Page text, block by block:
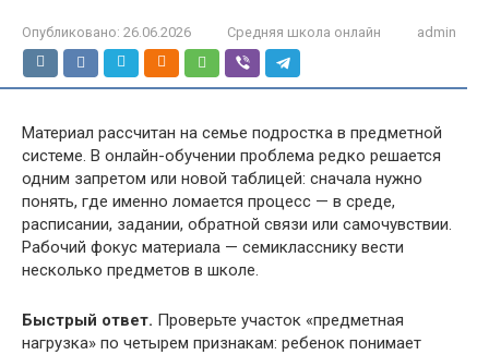
Опубликовано: 26.06.2026 Средняя школа онлайн admin
Материал рассчитан на семье подростка в предметной
системе. В онлайн-обучении проблема редко решается
одним запретом или новой таблицей: сначала нужно
понять, где именно ломается процесс — в среде,
расписании, задании, обратной связи или самочувствии.
Рабочий фокус материала — семикласснику вести
несколько предметов в школе.
Быстрый ответ. Проверьте участок «предметная
нагрузка» по четырем признакам: ребенок понимает